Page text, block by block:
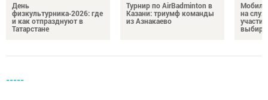
День
физкультурника‑2026: где
и как отпразднуют в
Татарстане
Турнир по AirBadminton в
Казани: триумф команды
из Азнакаево
на
-----